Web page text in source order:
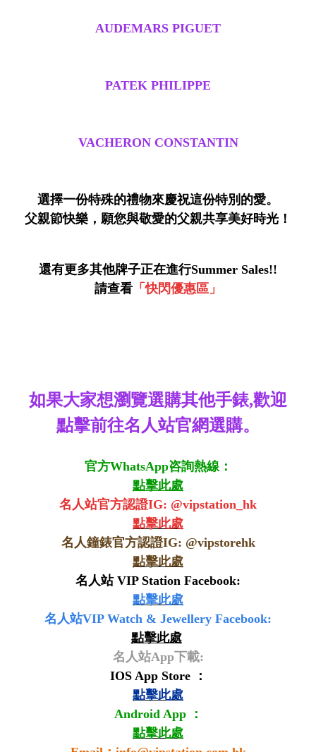
AUDEMARS PIGUET
PATEK PHILIPPE
VACHERON CONSTANTIN
選擇一份特殊的禮物來慶祝這份特別的愛。
父親節快樂，願您與敬愛的父親共享美好時光！
還有更多其他牌子正在進行Summer Sales!!
請查看 「快閃優惠區 」
如果大家想瀏覽選購其他手錶,歡迎
點擊前往名人站官網選購。
官方WhatsApp咨詢熱線：
點擊此處
名人站官方認證IG: @vipstation_hk
點擊此處
名人鐘錶官方認證IG: @vipstorehk
點擊此處
名人站 VIP Station Facebook:
點擊此處
名人站VIP Watch & Jewellery Facebook:
點擊此處
名人站App下載:
IOS App Store ：
點擊此處
Android App ：
點擊此處